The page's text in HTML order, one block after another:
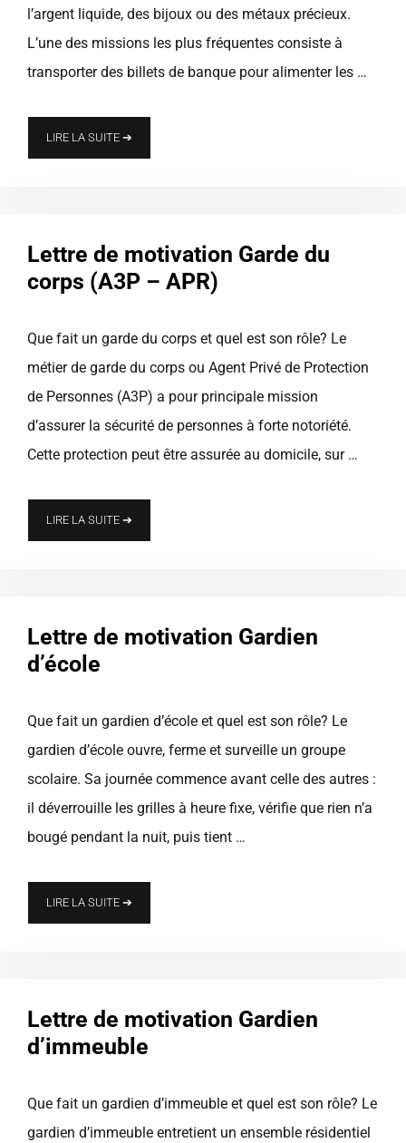
l’argent liquide, des bijoux ou des métaux précieux.
L’une des missions les plus fréquentes consiste à
transporter des billets de banque pour alimenter les …
LIRE LA SUITE ➔
Lettre de motivation Garde du
corps (A3P – APR)
Que fait un garde du corps et quel est son rôle? Le
métier de garde du corps ou Agent Privé de Protection
de Personnes (A3P) a pour principale mission
d’assurer la sécurité de personnes à forte notoriété.
Cette protection peut être assurée au domicile, sur …
LIRE LA SUITE ➔
Lettre de motivation Gardien
d’école
Que fait un gardien d’école et quel est son rôle? Le
gardien d’école ouvre, ferme et surveille un groupe
scolaire. Sa journée commence avant celle des autres :
il déverrouille les grilles à heure fixe, vérifie que rien n’a
bougé pendant la nuit, puis tient …
LIRE LA SUITE ➔
Lettre de motivation Gardien
d’immeuble
Que fait un gardien d’immeuble et quel est son rôle? Le
gardien d’immeuble entretient un ensemble résidentiel